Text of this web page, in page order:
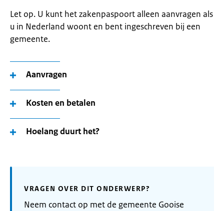
Let op. U kunt het zakenpaspoort alleen aanvragen als
u in Nederland woont en bent ingeschreven bij een
gemeente.
Aanvragen
Kosten en betalen
Hoelang duurt het?
VRAGEN OVER DIT ONDERWERP?
Neem contact op met de gemeente Gooise